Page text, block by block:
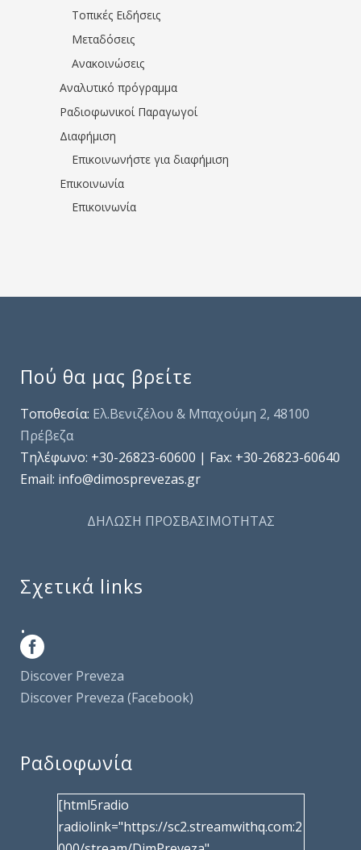
Τοπικές Ειδήσεις
Μεταδόσεις
Ανακοινώσεις
Αναλυτικό πρόγραμμα
Ραδιοφωνικοί Παραγωγοί
Διαφήμιση
Επικοινωνήστε για διαφήμιση
Επικοινωνία
Επικοινωνία
Πού θα μας βρείτε
Τοποθεσία: Ελ.Βενιζέλου & Μπαχούμη 2, 48100
Πρέβεζα
Τηλέφωνo: +30-26823-60600 | Fax: +30-26823-60640
Email: info@dimosprevezas.gr
ΔΗΛΩΣΗ ΠΡΟΣΒΑΣΙΜΟΤΗΤΑΣ
Σχετικά links
.
Discover Preveza
Discover Preveza (Facebook)
Ραδιοφωνία
[html5radio
radiolink="https://sc2.streamwithq.com:2